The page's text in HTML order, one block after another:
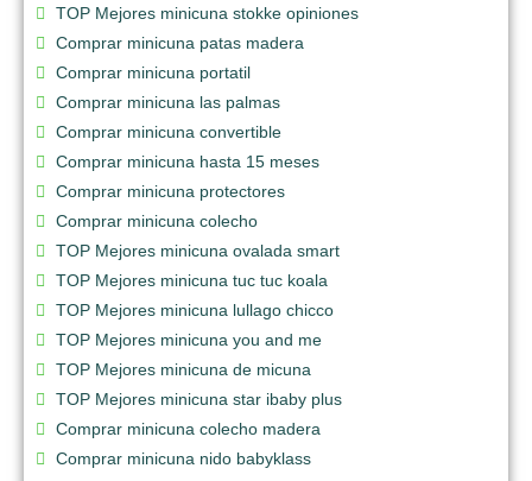
TOP Mejores minicuna stokke opiniones
Comprar minicuna patas madera
Comprar minicuna portatil
Comprar minicuna las palmas
Comprar minicuna convertible
Comprar minicuna hasta 15 meses
Comprar minicuna protectores
Comprar minicuna colecho
TOP Mejores minicuna ovalada smart
TOP Mejores minicuna tuc tuc koala
TOP Mejores minicuna lullago chicco
TOP Mejores minicuna you and me
TOP Mejores minicuna de micuna
TOP Mejores minicuna star ibaby plus
Comprar minicuna colecho madera
Comprar minicuna nido babyklass